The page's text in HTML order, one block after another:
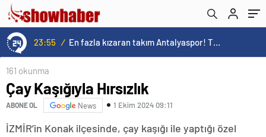
23:55 / En fazla kızaran takım Antalyaspor! Tam 5 futbolcu….
161 okunma
Çay Kaşığıyla Hırsızlık
ABONE OL News 1 Ekim 2024 09:11
İZMİR’in Konak ilçesinde, çay kaşığı ile yaptığı özel